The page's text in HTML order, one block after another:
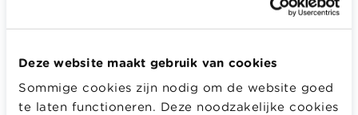
Deze website maakt gebruik van cookies
Sommige cookies zijn nodig om de website goed
te laten functioneren. Deze noodzakelijke cookies
Inloggen